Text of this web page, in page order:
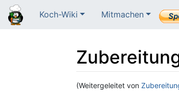
Koch-Wiki Mitmachen
(Weitergeleitet von